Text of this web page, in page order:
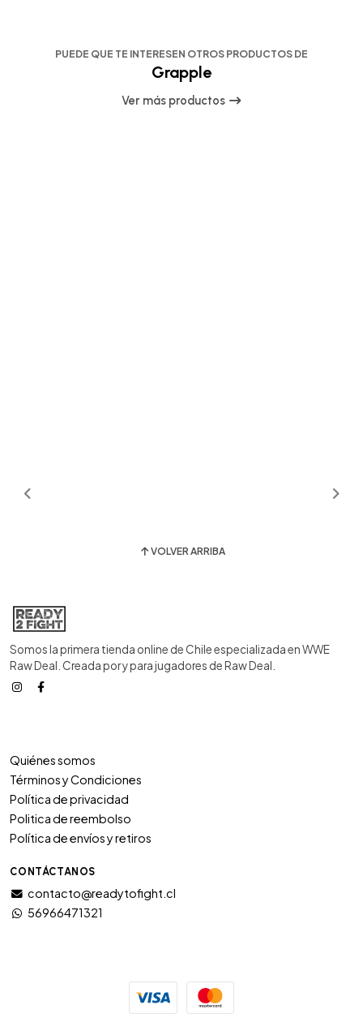
PUEDE QUE TE INTERESEN OTROS PRODUCTOS DE
Grapple
Ver más productos
VOLVER ARRIBA
Somos la primera tienda online de Chile especializada en WWE
Raw Deal. Creada por y para jugadores de Raw Deal.
Quiénes somos
Términos y Condiciones
Política de privacidad
Politica de reembolso
Política de envíos y retiros
CONTÁCTANOS
contacto@readytofight.cl
56966471321